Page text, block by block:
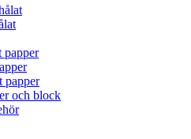
papper
papper
och block